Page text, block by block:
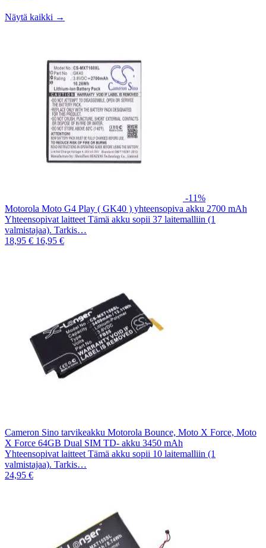
Näytä kaikki →
-11%
Motorola Moto G4 Play ( GK40 ) yhteensopiva akku 2700 mAh
Yhteensopivat laitteet Tämä akku sopii 37 laitemalliin (1
valmistajaa). Tarkis…
18,95 € 16,95 €
Cameron Sino tarvikeakku Motorola Bounce, Moto X Force, Moto
X Force 64GB Dual SIM TD- akku 3450 mAh
Yhteensopivat laitteet Tämä akku sopii 10 laitemalliin (1
valmistajaa). Tarkis…
24,95 €